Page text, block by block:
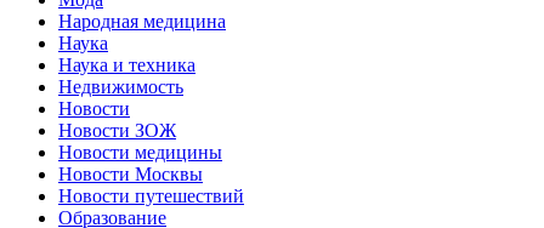
Народная медицина
Наука
Наука и техника
Недвижимость
Новости
Новости ЗОЖ
Новости медицины
Новости Москвы
Новости путешествий
Образование